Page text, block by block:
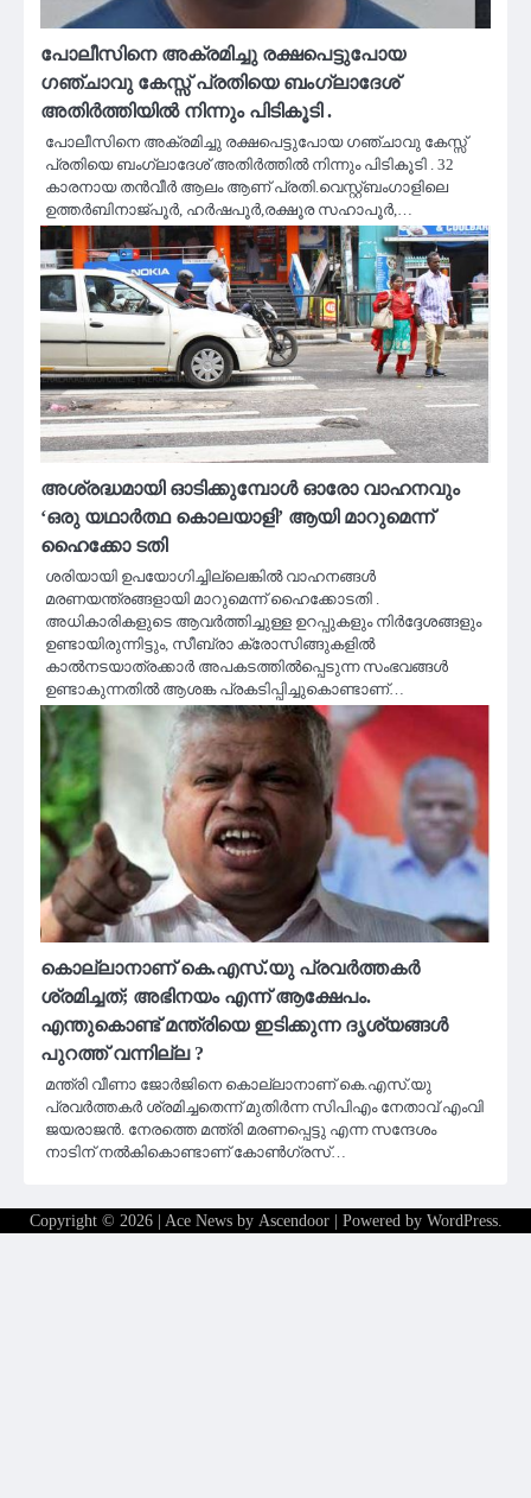
പോലീസിനെ അക്രമിച്ചു രക്ഷപെട്ടുപോയ
ഗഞ്ചാവു കേസ്സ് പ്രതിയെ ബംഗ്ലാദേശ്
അതിർത്തിയിൽ നിന്നും പിടികൂടി .
പോലീസിനെ അക്രമിച്ചു രക്ഷപെട്ടുപോയ ഗഞ്ചാവു കേസ്സ്
പ്രതിയെ ബംഗ്ലാദേശ് അതിർത്തിൽ നിന്നും പിടികൂടി . 32
കാരനായ തൻവീർ ആലം ആണ് പ്രതി.വെസ്റ്റ്ബംഗാളിലെ
ഉത്തർബിനാജ്പൂർ, ഹർഷപൂർ,രക്ഷൂര സഹാപൂർ,…
അശ്രദ്ധമായി ഓടിക്കുമ്പോള്‍ ഓരോ വാഹനവും
‘ഒരു യഥാര്‍ത്ഥ കൊലയാളി’ ആയി മാറുമെന്ന്
ഹൈക്കോ ടതി
ശരിയായി ഉപയോഗിച്ചില്ലെങ്കില്‍ വാഹനങ്ങള്‍
മരണയന്ത്രങ്ങളായി മാറുമെന്ന് ഹൈക്കോടതി .
അധികാരികളുടെ ആവര്‍ത്തിച്ചുള്ള ഉറപ്പുകളും നിര്‍ദ്ദേശങ്ങളും
ഉണ്ടായിരുന്നിട്ടും, സീബ്രാ ക്രോസിങ്ങുകളില്‍
കാല്‍നടയാത്രക്കാര്‍ അപകടത്തില്‍പ്പെടുന്ന സംഭവങ്ങള്‍
ഉണ്ടാകുന്നതില്‍ ആശങ്ക പ്രകടിപ്പിച്ചുകൊണ്ടാണ്…
കൊല്ലാനാണ് കെ.എസ്.യു പ്രവര്‍ത്തകര്‍
ശ്രമിച്ചത്; അഭിനയം എന്ന് ആക്ഷേപം.
എന്തുകൊണ്ട് മന്ത്രിയെ ഇടിക്കുന്ന ദൃശ്യങ്ങൾ
പുറത്ത് വന്നില്ല ?
മന്ത്രി വീണാ ജോര്‍ജിനെ കൊല്ലാനാണ് കെ.എസ്.യു
പ്രവര്‍ത്തകര്‍ ശ്രമിച്ചതെന്ന് മുതിര്‍ന്ന സിപിഎം നേതാവ് എംവി
ജയരാജന്‍. നേരത്തെ മന്ത്രി മരണപ്പെട്ടു എന്ന സന്ദേശം
നാടിന് നല്‍കികൊണ്ടാണ് കോണ്‍ഗ്രസ്…
Copyright © 2026 | Ace News by Ascendoor| Powered by WordPress.